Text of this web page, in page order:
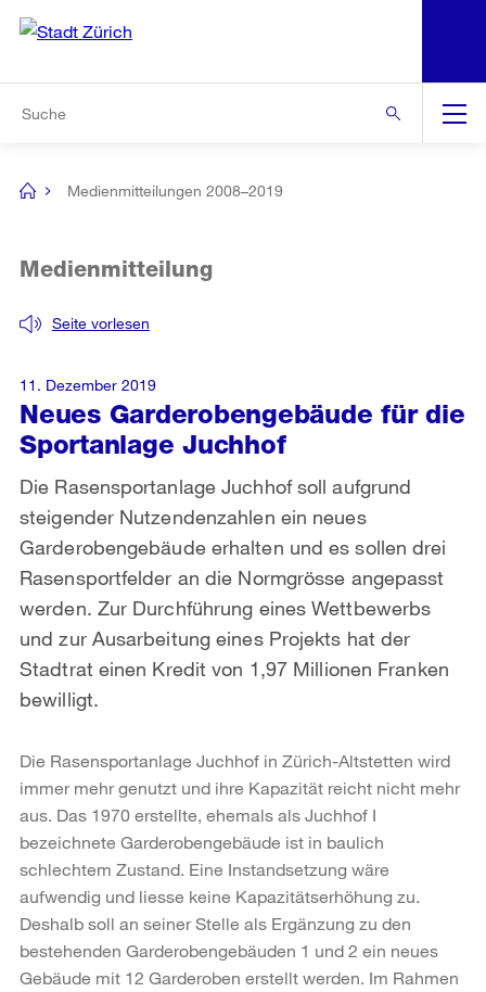
Navigation
[no
Medienmitteilungen 2008–2019
Neues Garderobengebäude für die
Sportanlage Juchhof
Seite vorlesen
Medienmitteilung
Die Rasensportanlage Juchhof soll aufgrund
steigender Nutzendenzahlen ein neues
Garderobengebäude erhalten und es sollen drei
Rasensportfelder an die Normgrösse angepasst
werden. Zur Durchführung eines Wettbewerbs
und zur Ausarbeitung eines Projekts hat der
Stadtrat einen Kredit von 1,97 Millionen Franken
bewilligt.
11. Dezember 2019
Die Rasensportanlage Juchhof in Zürich-Altstetten wird
immer mehr genutzt und ihre Kapazität reicht nicht mehr
aus. Das 1970 erstellte, ehemals als Juchhof I
bezeichnete Garderobengebäude ist in baulich
schlechtem Zustand. Eine Instandsetzung wäre
aufwendig und liesse keine Kapazitätserhöhung zu.
Deshalb soll an seiner Stelle als Ergänzung zu den
bestehenden Garderobengebäuden 1 und 2 ein neues
Gebäude mit 12 Garderoben erstellt werden. Im Rahmen